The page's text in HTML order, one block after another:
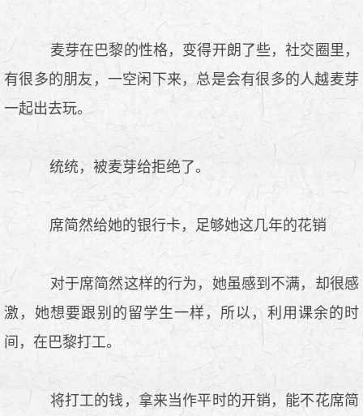
麦芽在巴黎的性格，变得开朗了些，社交圈里，
有很多的朋友，一空闲下来，总是会有很多的人越麦芽
一起出去玩。
统统，被麦芽给拒绝了。
席简然给她的银行卡，足够她这几年的花销
对于席简然这样的行为，她虽感到不满，却很感
激，她想要跟别的留学生一样，所以，利用课余的时
间，在巴黎打工。
将打工的钱，拿来当作平时的开销，能不花席简